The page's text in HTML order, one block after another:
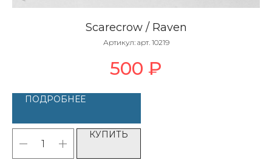
Scarecrow / Raven
Артикул: арт. 10219
500 ₽
ПОДРОБНЕЕ
КУПИТЬ